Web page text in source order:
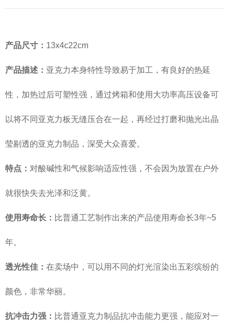
产品尺寸： 13x4c22cm
产品描述： 亚克力本身特性导致易于加工，有良好的热延
性，加热过后可塑性强，通过烤箱和使用大功率高压设备可
以将不同亚克力板无缝压合在一起，再经过打磨和抛光出晶
莹剔透的亚克力制品，深受大众喜爱。
特点： 对酸碱性和气候影响适应性强，不会因为放置在户外
就很快失去光泽和泛黄。
使用寿命长： 比普通工艺制作出来的产品使用寿命长3年~5
年。
透光性佳： 在卖场中，可以用不同的灯光渲染出五彩缤纷的
颜色，非常华丽。
抗冲击力强： 比普通亚克力制品抗冲击能力更强，能应对一